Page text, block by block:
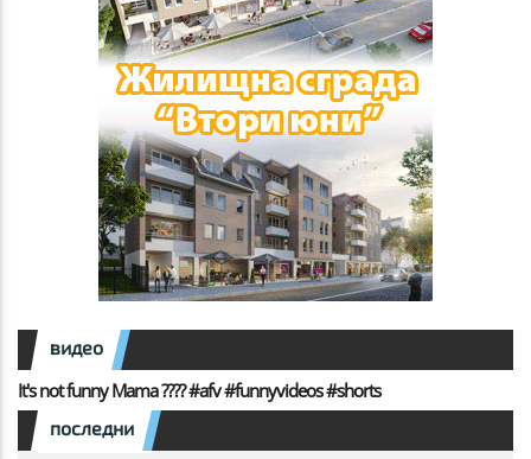
видео
It's not funny Mama ???? #afv #funnyvideos #shorts
последни